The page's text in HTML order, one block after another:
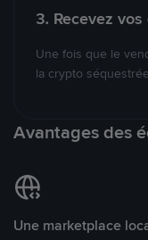
3. Recevez
Une fois que le
la crypto
Avantages des
Une marketplace